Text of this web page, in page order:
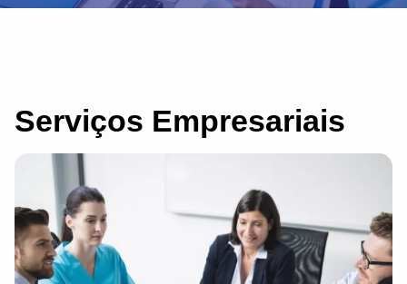
Serviços Empresariais